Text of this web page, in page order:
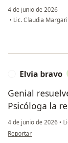
4 de junio de 2026
• Lic. Claudia
Elvia bravo
Genial
Psicóloga la
4 de junio de 2026 •
en opinión del usuario
Reportar